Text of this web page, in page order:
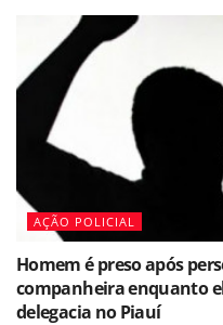
AÇÃO POLICIAL
Homem é preso após
companheira enquanto
delegacia no Piauí